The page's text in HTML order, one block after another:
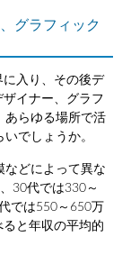
グラフィック
に入り、その後デ
イナー、グラフ
あらゆる場所で活
でしょうか。
などによって異な
30代では330～
では550～650万
と年収の平均的